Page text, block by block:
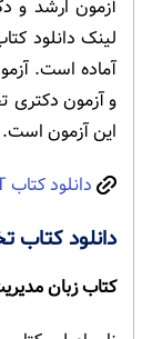
آزمون ارشد و
و آزمون دکتری
این آزمون است.
دانلود کتاب Master GMAT
دانلود
کتاب زبان